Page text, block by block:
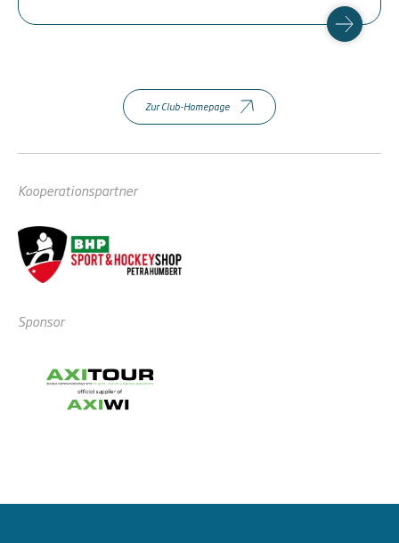
Zur Club-Homepage
Kooperationspartner
Sponsor